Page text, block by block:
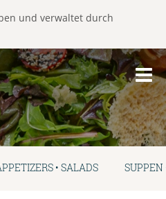
und verwaltet durch
• SALADS SUPPEN